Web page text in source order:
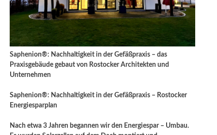
Saphenion®: Nachhaltigkeit in der Gefäßpraxis – das
Praxisgebäude gebaut von Rostocker Architekten und
Unternehmen
Saphenion®: Nachhaltigkeit in der Gefäßpraxis – Rostocker
Energiesparplan
Nach etwa 3 Jahren begannen wir den Energiespar – Umbau.